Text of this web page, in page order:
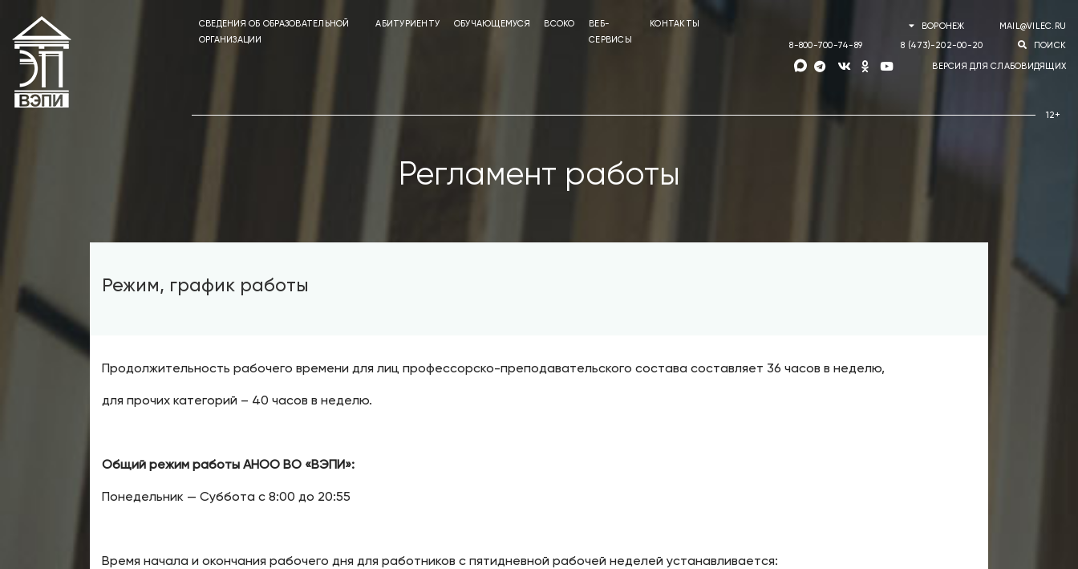
СВЕДЕНИЯ ОБ ОБРАЗОВАТЕЛЬНОЙ
ОРГАНИЗАЦИИ
АБИТУРИЕНТУ ОБУЧАЮЩЕМУСЯ ВСОКО
ВЕБ-
СЕРВИСЫ
КОНТАКТЫ ВОРОНЕЖ MAIL@VILEC.RU
8-800-700-74-89 8 (473)-202-00-20 ПОИСК
ВЕРСИЯ ДЛЯ СЛАБОВИДЯЩИХ
Регламент работы
Режим, график работы
Продолжительность рабочего времени для лиц профессорско-преподавательского состава составляет 36 часов в неделю,
для прочих категорий – 40 часов в неделю.
Общий режим работы АНОО ВО «ВЭПИ»:
Понедельник — Суббота с 8:00 до 20:55
Время начала и окончания рабочего дня для работников с пятидневной рабочей неделей устанавливается: